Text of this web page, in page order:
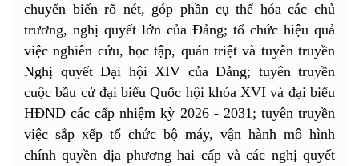
chuyển biến rõ nét, góp phần cụ thể hóa các chủ
trương, nghị quyết lớn của Đảng; tổ chức hiệu quả
việc nghiên cứu, học tập, quán triệt và tuyên truyền
Nghị quyết Đại hội XIV của Đảng; tuyên truyền
cuộc bầu cử đại biểu Quốc hội khóa XVI và đại biểu
HĐND các cấp nhiệm kỳ 2026 - 2031; tuyên truyền
việc sắp xếp tổ chức bộ máy, vận hành mô hình
chính quyền địa phương hai cấp và các nghị quyết